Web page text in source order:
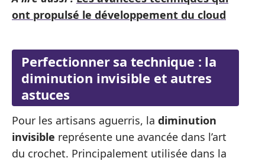
ont propulsé le développement du cloud
Perfectionner sa technique : la
diminution invisible et autres
astuces
Pour les artisans aguerris, la diminution
invisible représente une avancée dans l’art
du crochet. Principalement utilisée dans la